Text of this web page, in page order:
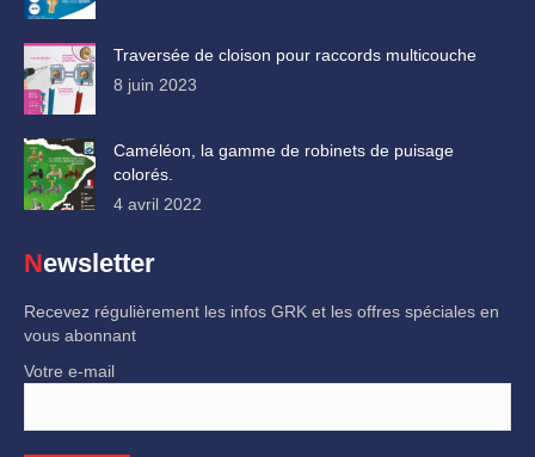
Traversée de cloison pour raccords multicouche
8 juin 2023
Caméléon, la gamme de robinets de puisage
colorés.
4 avril 2022
Newsletter
Recevez régulièrement les infos GRK et les offres spéciales en
vous abonnant
Votre e-mail